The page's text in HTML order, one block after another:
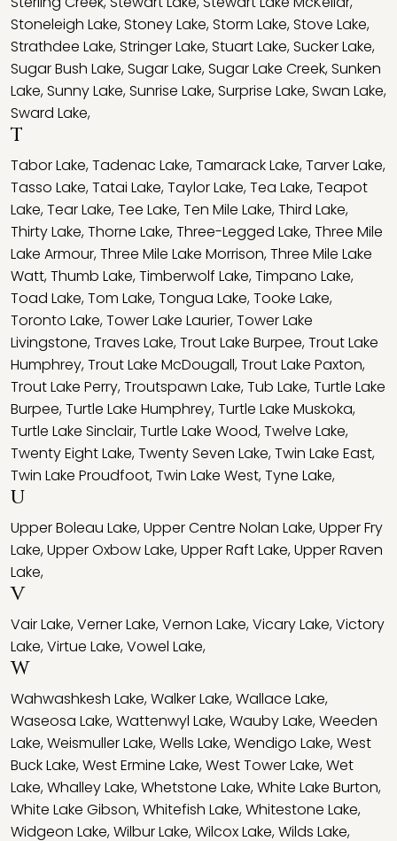
Stoneleigh Lake,Stoney Lake,Storm Lake,Stove Lake,
Strathdee Lake,Stringer Lake,Stuart Lake,Sucker Lake,
Sugar Bush Lake,Sugar Lake,Sugar Lake Creek,Sunken
Lake,Sunny Lake,Sunrise Lake,Surprise Lake,Swan Lake,
Sward Lake,
T
Tabor Lake,Tadenac Lake,Tamarack Lake,Tarver Lake,
Tasso Lake,Tatai Lake,Taylor Lake,Tea Lake,Teapot
Lake,Tear Lake,Tee Lake,Ten Mile Lake,Third Lake,
Thirty Lake,Thorne Lake,Three-Legged Lake,Three Mile
Lake Armour,Three Mile Lake Morrison,Three Mile Lake
Watt,Thumb Lake,Timberwolf Lake,Timpano Lake,
Toad Lake,Tom Lake,Tongua Lake,Tooke Lake,
Toronto Lake,Tower Lake Laurier,Tower Lake
Livingstone,Traves Lake,Trout Lake Burpee,Trout Lake
Humphrey,Trout Lake McDougall,Trout Lake Paxton,
Trout Lake Perry,Troutspawn Lake,Tub Lake,Turtle Lake
Burpee,Turtle Lake Humphrey,Turtle Lake Muskoka,
Turtle Lake Sinclair,Turtle Lake Wood,Twelve Lake,
Twenty Eight Lake,Twenty Seven Lake,Twin Lake East,
Twin Lake Proudfoot,Twin Lake West,Tyne Lake,
U
Upper Boleau Lake,Upper Centre Nolan Lake,Upper Fry
Lake,Upper Oxbow Lake,Upper Raft Lake,Upper Raven
Lake,
V
Vair Lake,Verner Lake,Vernon Lake,Vicary Lake,Victory
Lake,Virtue Lake,Vowel Lake,
W
Wahwashkesh Lake,Walker Lake,Wallace Lake,
Waseosa Lake,Wattenwyl Lake,Wauby Lake,Weeden
Lake,Weismuller Lake,Wells Lake,Wendigo Lake,West
Buck Lake,West Ermine Lake,West Tower Lake,Wet
Lake,Whalley Lake,Whetstone Lake,White Lake Burton,
White Lake Gibson,Whitefish Lake,Whitestone Lake,
Widgeon Lake,Wilbur Lake,Wilcox Lake,Wilds Lake,